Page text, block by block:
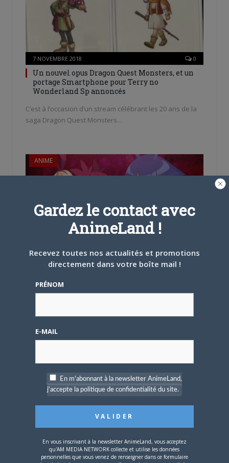
7 NOVEMBRE 2018 0
Un nouvel opus Dragon Quest Monsters, et un
portage Smartphone pour Terry no
Wonderland Sp annoncés
C’est à l’occasion d’un stream célébrant les 20 ans de la
saga Dragon Quest Monsters…
ANIME
Un court métrage anime pour fêter les 15 ans
Les Prinnies fêtent leurs 15 ans ! Le jeu de Nippon Ichi
JAPON
11 OCTOBRE 2018 0
Une vidéo de Tokyo Ghoul:re Call to Exist tease
les personnages jouables
Gardez le contact avec
AnimeLand !
Recevez toutes nos actualités et promotions
directement dans votre boîte mail !
PRÉNOM
E-MAIL
En m'abonnant à la newsletter AnimeLand,
j'accepte la politique de confidentialité du site.
En vous inscrivant à la newsletter AnimeLand, vous acceptez
qu'AM MEDIA NETWORK collecte et utilise les données
personnelles que vous venez de renseigner dans ce formulaire